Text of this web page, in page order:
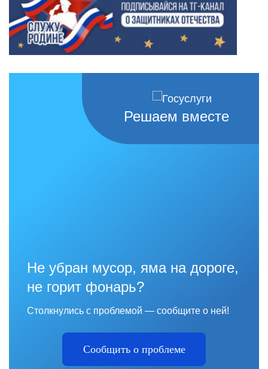
Решаем вместе
Не убран мусор, яма на дороге,
не горит фонарь?
Столкнулись с проблемой — сообщите о ней!
Сообщить о проблеме